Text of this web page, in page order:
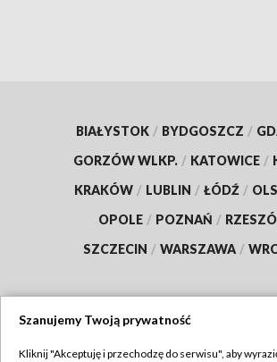
BIAŁYSTOK / BYDGOSZCZ /
GORZÓW WLKP. / KATOWICE /
KRAKÓW / LUBLIN / ŁÓDŹ /
OPOLE / POZNAŃ /
SZCZECIN / WARSZAWA /
Szanujemy Twoją prywatność
Kliknij "Akceptuję i przechodzę do serwisu", aby